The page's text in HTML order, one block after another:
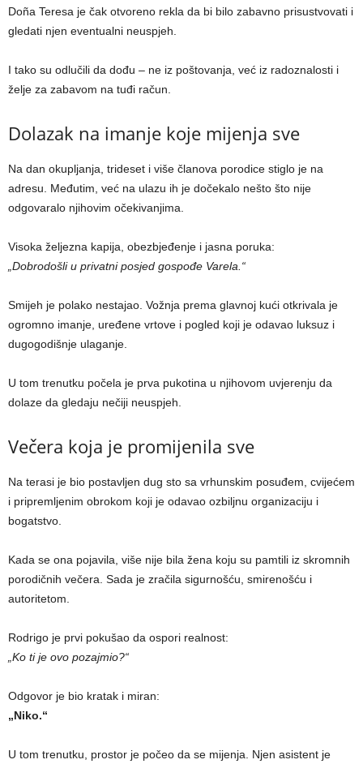
Doña Teresa je čak otvoreno rekla da bi bilo zabavno prisustvovati i
gledati njen eventualni neuspjeh.
I tako su odlučili da dođu – ne iz poštovanja, već iz radoznalosti i
želje za zabavom na tuđi račun.
Dolazak na imanje koje mijenja sve
Na dan okupljanja, trideset i više članova porodice stiglo je na
adresu. Međutim, već na ulazu ih je dočekalo nešto što nije
odgovaralo njihovim očekivanjima.
Visoka željezna kapija, obezbjeđenje i jasna poruka:
„Dobrodošli u privatni posjed gospođe Varela.“
Smijeh je polako nestajao. Vožnja prema glavnoj kući otkrivala je
ogromno imanje, uređene vrtove i pogled koji je odavao luksuz i
dugogodišnje ulaganje.
U tom trenutku počela je prva pukotina u njihovom uvjerenju da
dolaze da gledaju nečiji neuspjeh.
Večera koja je promijenila sve
Na terasi je bio postavljen dug sto sa vrhunskim posuđem, cvijećem
i pripremljenim obrokom koji je odavao ozbiljnu organizaciju i
bogatstvo.
Kada se ona pojavila, više nije bila žena koju su pamtili iz skromnih
porodičnih večera. Sada je zračila sigurnošću, smirenošću i
autoritetom.
Rodrigo je prvi pokušao da ospori realnost:
„Ko ti je ovo pozajmio?“
Odgovor je bio kratak i miran:
„Niko.“
U tom trenutku, prostor je počeo da se mijenja. Njen asistent je